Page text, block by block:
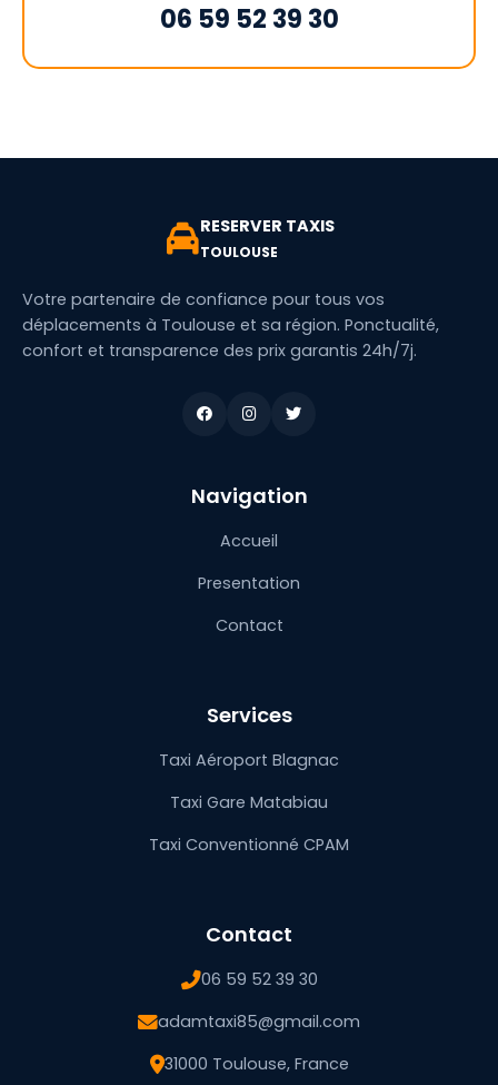
06 59 52 39 30
RESERVER TAXIS
TOULOUSE
Votre partenaire de confiance pour tous vos
déplacements à Toulouse et sa région. Ponctualité,
confort et transparence des prix garantis 24h/7j.
Navigation
Accueil
Presentation
Contact
Services
Taxi Aéroport Blagnac
Taxi Gare Matabiau
Taxi Conventionné CPAM
Contact
06 59 52 39 30
adamtaxi85@gmail.com
31000 Toulouse, France